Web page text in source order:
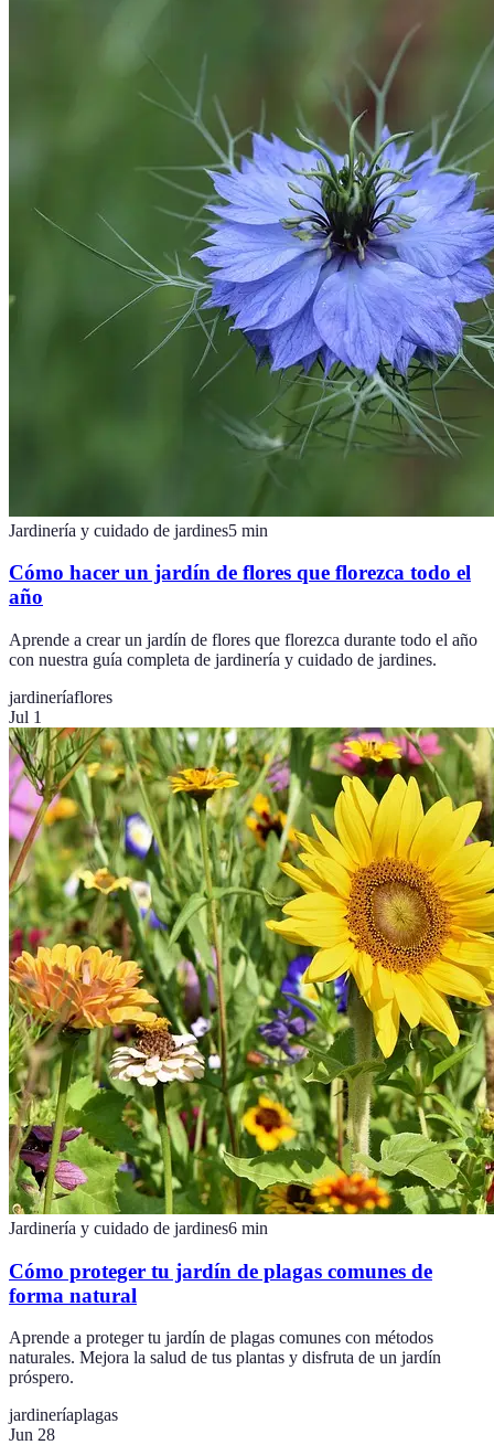
Jardinería y cuidado de jardines5 min
Cómo hacer un jardín de flores que florezca todo el
año
Aprende a crear un jardín de flores que florezca durante todo el año
con nuestra guía completa de jardinería y cuidado de jardines.
jardineríaflores
Jul 1
Jardinería y cuidado de jardines6 min
Cómo proteger tu jardín de plagas comunes de
forma natural
Aprende a proteger tu jardín de plagas comunes con métodos
naturales. Mejora la salud de tus plantas y disfruta de un jardín
próspero.
jardineríaplagas
Jun 28